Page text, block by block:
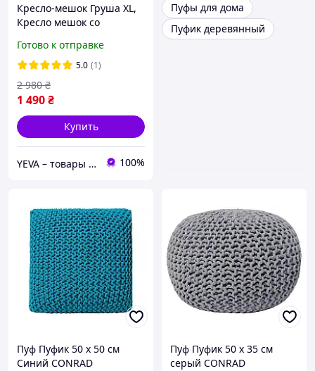
Кресло-мешок Груша XL,
Кресло мешок со
Бескаркасные пуфы и
кресла, Кресло мешок для
ребенка
Готово к отправке
5.0 (1)
1 490₴
2 980 ₴
Купить
YEVA – товары для отдыха и новогодний декор 100%
Пуфы для дома
Пуфик деревянный
Пуф Пуфик 50 х 50 см
Синий CONRAD
Пуф Пуфик 50 х 35 см
серый CONRAD